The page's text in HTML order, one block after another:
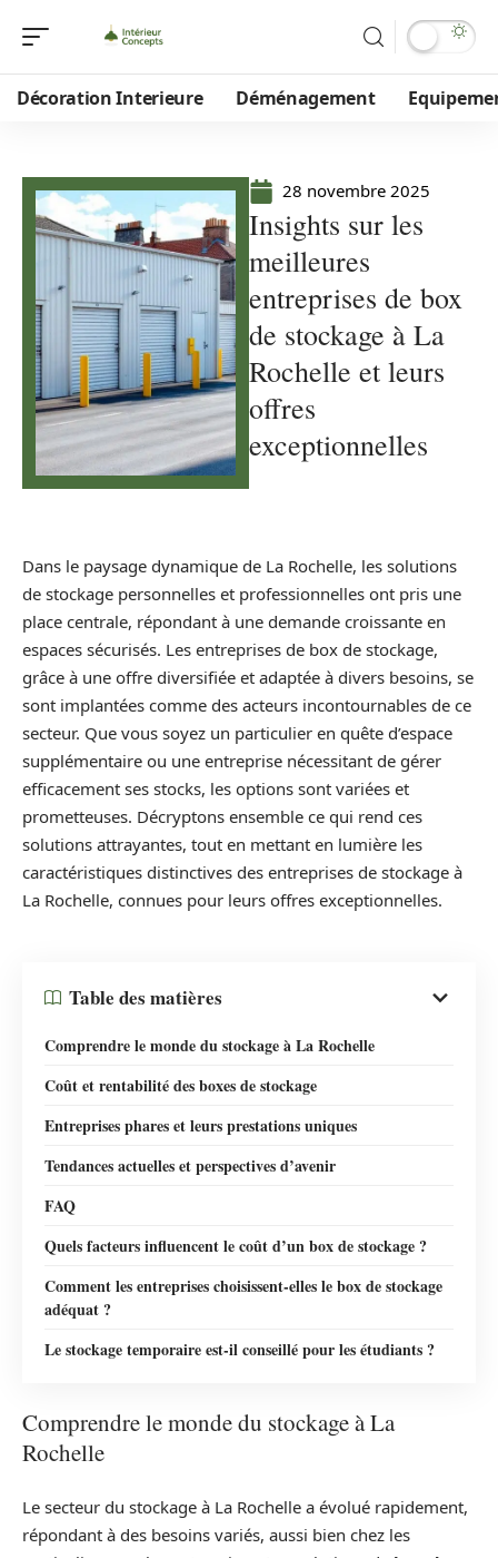
Décoration Interieure Déménagement
28 novembre 2025
Insights sur les
meilleures
entreprises de box
de stockage à La
Rochelle et leurs
offres
exceptionnelles
Dans le paysage dynamique de La Rochelle, les solutions
de stockage personnelles et professionnelles ont pris une
place centrale, répondant à une demande croissante en
espaces sécurisés. Les entreprises de box de stockage,
grâce à une offre diversifiée et adaptée à divers besoins, se
sont implantées comme des acteurs incontournables de ce
secteur. Que vous soyez un particulier en quête d’espace
supplémentaire ou une entreprise nécessitant de gérer
efficacement ses stocks, les options sont variées et
prometteuses. Décryptons ensemble ce qui rend ces
solutions attrayantes, tout en mettant en lumière les
caractéristiques distinctives des entreprises de stockage à
La Rochelle, connues pour leurs offres exceptionnelles.
Table des matières
Comprendre le monde du stockage à La Rochelle
Coût et rentabilité des boxes de stockage
Entreprises phares et leurs prestations uniques
Tendances actuelles et perspectives d’avenir
FAQ
Quels facteurs influencent le coût d’un box de stockage ?
Comment les entreprises choisissent-elles le box de stockage
adéquat ?
Le stockage temporaire est-il conseillé pour les étudiants ?
Comprendre le monde du stockage à La
Rochelle
Le secteur du stockage à La Rochelle a évolué rapidement,
répondant à des besoins variés, aussi bien chez les